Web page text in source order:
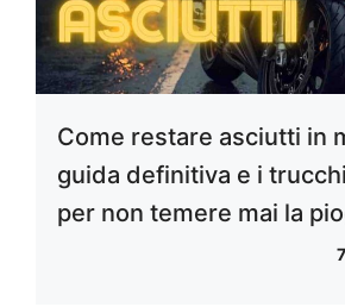
Come restare asciutti in
guida definitiva e i
per non temere mai la